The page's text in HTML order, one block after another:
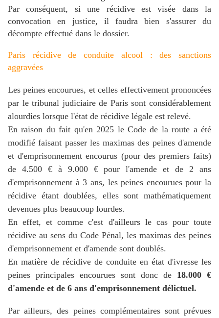
Par conséquent, si une récidive est visée dans la
convocation en justice, il faudra bien s'assurer du
décompte effectué dans le dossier.
Paris récidive de conduite alcool : des sanctions
aggravées
Les peines encourues, et celles effectivement prononcées
par le tribunal judiciaire de Paris sont considérablement
alourdies lorsque l'état de récidive légale est relevé.
En raison du fait qu'en 2025 le Code de la route a été
modifié faisant passer les maximas des peines d'amende
et d'emprisonnement encourus (pour des premiers faits)
de 4.500 € à 9.000 € pour l'amende et de 2 ans
d'emprisonnement à 3 ans, les peines encourues pour la
récidive étant doublées, elles sont mathématiquement
devenues plus beaucoup lourdes.
En effet, et comme c'est d'ailleurs le cas pour toute
récidive au sens du Code Pénal, les maximas des peines
d'emprisonnement et d'amende sont doublés.
En matière de récidive de conduite en état d'ivresse les
peines principales encourues sont donc de 18.000 €
d'amende et de 6 ans d'emprisonnement délictuel.
Par ailleurs, des peines complémentaires sont prévues